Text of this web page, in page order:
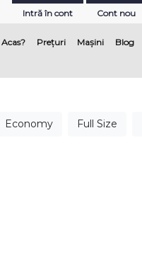
Intră în cont Cont nou
Acas?(current)
Prețuri Mașini Blog
Economy Full Size